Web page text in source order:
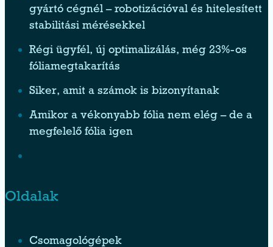
gyártó cégnél – robotizációval és hitelesített
stabilitási mérésekkel
Régi ügyfél, új optimalizálás, még 23%-os
fóliamegtakarítás
Siker, amit a számok is bizonyítanak
Amikor a vékonyabb fólia nem elég – de a
megfelelő fólia igen
Oldalak
Csomagológépek